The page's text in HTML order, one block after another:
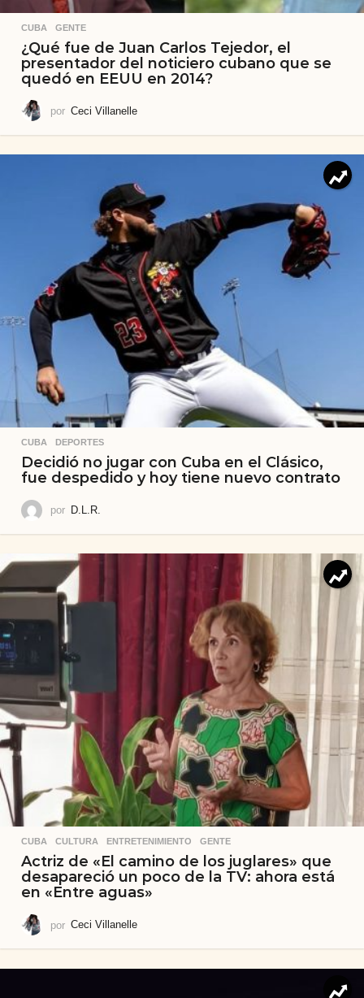
CUBA ,GENTE
¿Qué fue de Juan Carlos Tejedor, el
presentador del noticiero cubano que se
quedó en EEUU en 2014?
por Ceci Villanelle
CUBA ,DEPORTES
Decidió no jugar con Cuba en el Clásico,
fue despedido y hoy tiene nuevo contrato
por D.L.R.
CUBA ,CULTURA ,ENTRETENIMIENTO ,GENTE
Actriz de «El camino de los juglares» que
desapareció un poco de la TV: ahora está
en «Entre aguas»
por Ceci Villanelle